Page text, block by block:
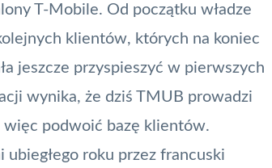
T-Mobile. Od początku władze
klientów, których na koniec
jeszcze przyspieszyć w pierwszych
wynika, że dziś TMUB prowadzi
więc podwoić bazę klientów.
ubiegłego roku przez francuski